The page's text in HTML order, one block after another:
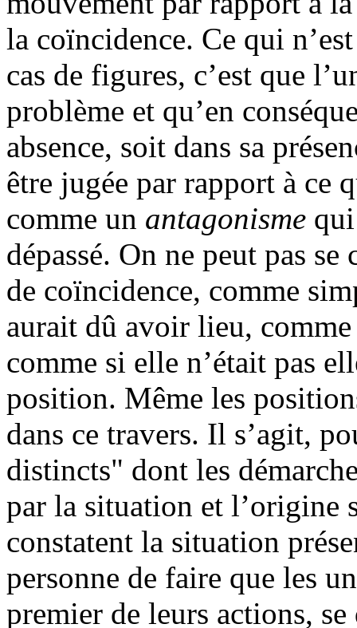
la coïncidence. Ce qui
cas de figures, c’est que
problème et qu’en
absence, soit dans sa
être jugée par rapport à ce
comme un antagonisme
dépassé. On ne peut pas
de coïncidence, comme
aurait dû avoir lieu, comme
comme si elle n’était pas
position. Même les
dans ce travers. Il s’agit,
distincts" dont les
par la situation et l’origine
constatent la situation
personne de faire que les
premier de leurs actions,